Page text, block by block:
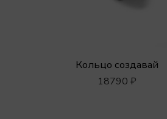
Кольцо создавай
18790 ₽